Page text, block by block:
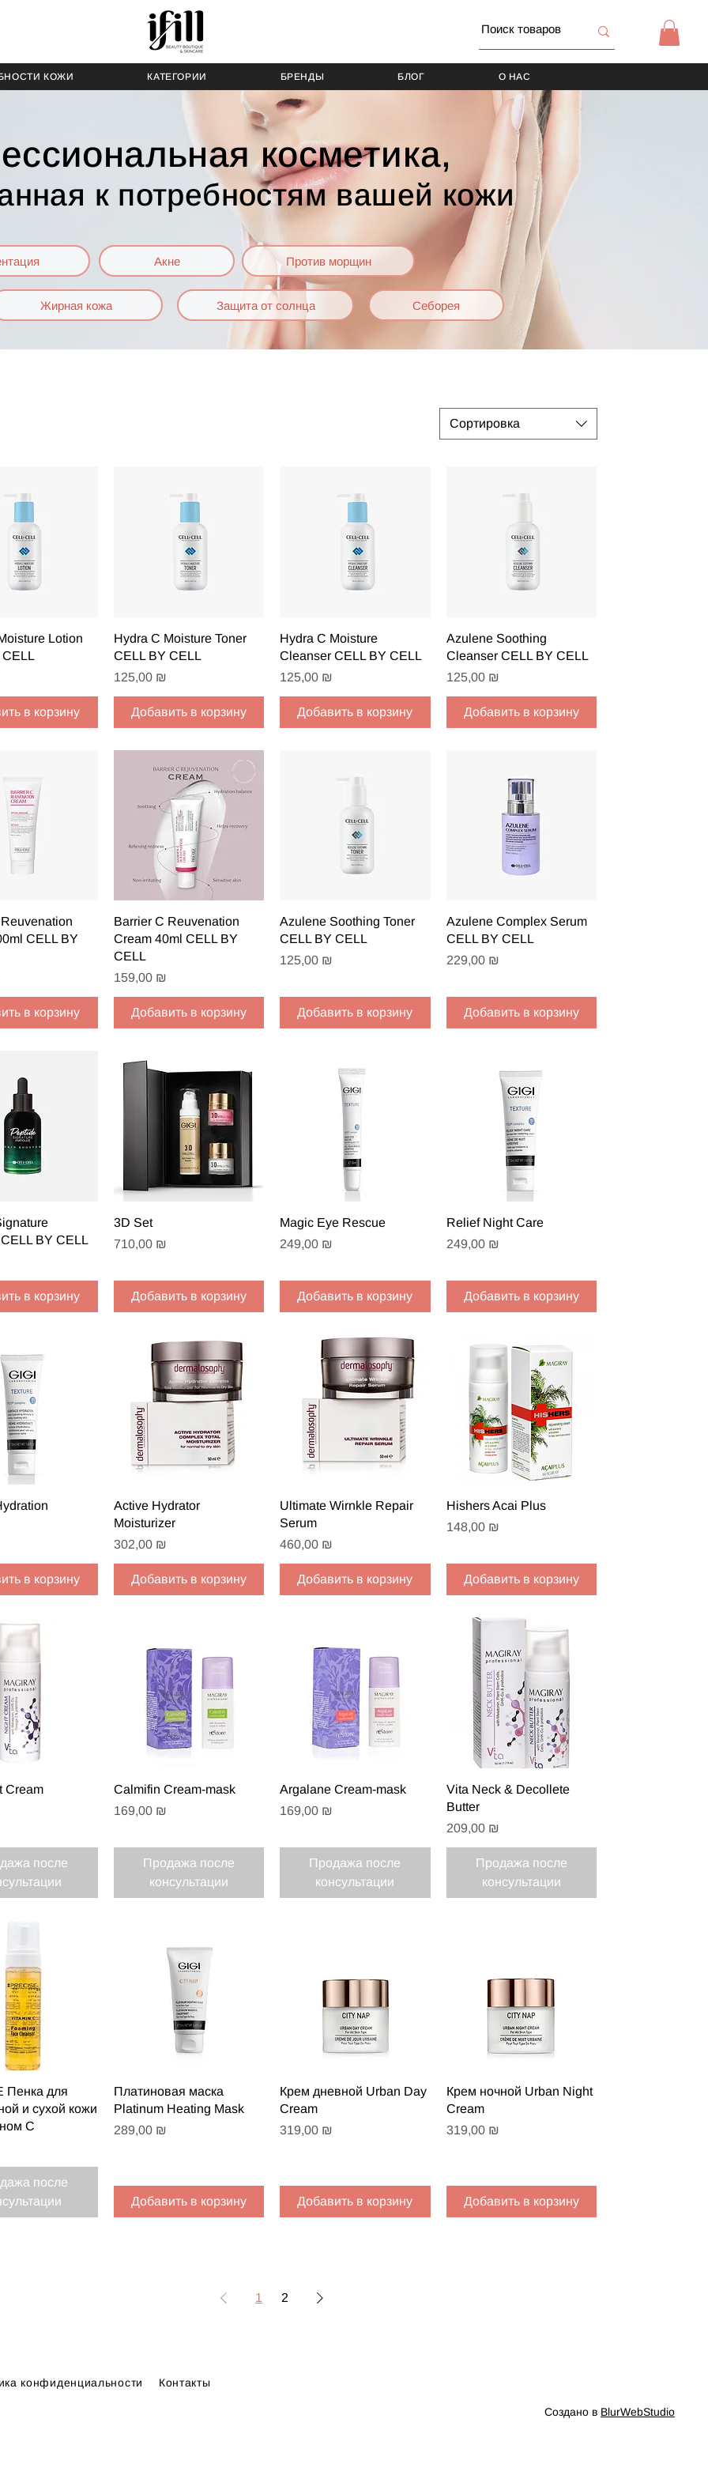
КОЖИ КАТЕГОРИИ БРЕНДЫ БЛОГ О НАС
косметика,
к потребностям вашей кожи
Акне Против морщин
Жирная кожа Защита от солнца Себорея
Сортировка
просмотр
Lotion
в корзину
Быстрый просмотр
Hydra C Moisture Toner
CELL BY CELL
Цена
125,00 ₪
Добавить в корзину
Быстрый просмотр
Hydra C Moisture
Cleanser CELL BY CELL
Цена
125,00 ₪
Добавить в корзину
Быстрый просмотр
Azulene Soothing
Cleanser CELL BY CELL
Цена
125,00 ₪
Добавить в корзину
просмотр
CELL BY
в корзину
Быстрый просмотр
Barrier C Reuvenation
Cream 40ml CELL BY
CELL
Цена
159,00 ₪
Добавить в корзину
Быстрый просмотр
Azulene Soothing Toner
CELL BY CELL
Цена
125,00 ₪
Добавить в корзину
Быстрый просмотр
Azulene Complex Serum
CELL BY CELL
Цена
229,00 ₪
Добавить в корзину
просмотр
BY CELL
в корзину
Быстрый просмотр
3D Set
Цена
710,00 ₪
Добавить в корзину
Быстрый просмотр
Magic Eye Rescue
Цена
249,00 ₪
Добавить в корзину
Быстрый просмотр
Relief Night Care
Цена
249,00 ₪
Добавить в корзину
просмотр
в корзину
Быстрый просмотр
Active Hydrator
Moisturizer
Цена
302,00 ₪
Добавить в корзину
Быстрый просмотр
Ultimate Wirnkle Repair
Serum
Цена
460,00 ₪
Добавить в корзину
Быстрый просмотр
Hishers Acai Plus
Цена
148,00 ₪
Добавить в корзину
просмотр
Cream
после
Быстрый просмотр
Calmifin Cream-mask
Цена
169,00 ₪
Продажа после
консультации
Быстрый просмотр
Argalane Cream-mask
Цена
169,00 ₪
Продажа после
консультации
Быстрый просмотр
Vita Neck & Decollete
Butter
Цена
209,00 ₪
Продажа после
консультации
просмотр
Пенка для
и сухой кожи
С
после
Быстрый просмотр
Платиновая маска
Platinum Heating Mask
Цена
289,00 ₪
Добавить в корзину
Быстрый просмотр
Крем дневной Urban Day
Cream
Цена
319,00 ₪
Добавить в корзину
Быстрый просмотр
Крем ночной Urban Night
Cream
Цена
319,00 ₪
Добавить в корзину
1 2
конфиденциальности Контакты
Создано в BlurWebStudio